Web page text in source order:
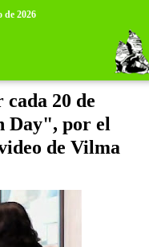
de 2026
20 de
Day", por el
de Vilma